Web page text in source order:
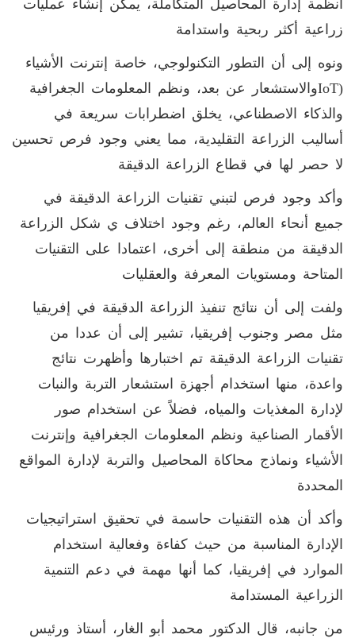
أنظمة إدارة المحاصيل المتكاملة، يمكن إنشاء عمليات
زراعية أكثر ربحية واستدامة
ونوه إلى أن التطور التكنولوجي، خاصة إنترنت الأشياء
(IoTوالاستشعار عن بعد، ونظم المعلومات الجغرافية
والذكاء الاصطناعي، يخلق اضطرابات سريعة في
أساليب الزراعة التقليدية، مما يعني وجود فرص تحسين
لا حصر لها في قطاع الزراعة الدقيقة
وأكد وجود فرص لتبني تقنيات الزراعة الدقيقة في
جميع أنحاء العالم، رغم وجود اختلاف ي شكل الزراعة
الدقيقة من منطقة إلى أخرى، اعتمادا على التقنيات
المتاحة ومستويات المعرفة والعقليات
ولفت إلى أن نتائج تنفيذ الزراعة الدقيقة في إفريقيا
مثل مصر وجنوب إفريقيا، تشير إلى أن عددا من
تقنيات الزراعة الدقيقة تم اختبارها وأظهرت نتائج
واعدة، منها استخدام أجهزة استشعار التربة والنبات
لإدارة المغذيات والمياه، فضلاً عن استخدام صور
الأقمار الصناعية ونظم المعلومات الجغرافية وإنترنت
الأشياء ونماذج محاكاة المحاصيل والتربة لإدارة المواقع
المحددة
وأكد أن هذه التقنيات حاسمة في تحقيق استراتيجيات
الإدارة المناسبة من حيث كفاءة وفعالية استخدام
الموارد في إفريقيا، كما أنها مهمة في دعم التنمية
الزراعية المستدامة
من جانبه، قال الدكتور محمد أبو الغار، أستاذ ورئيس